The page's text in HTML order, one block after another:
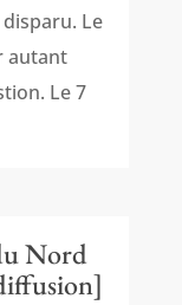
Le
autant
Le 7
Nord